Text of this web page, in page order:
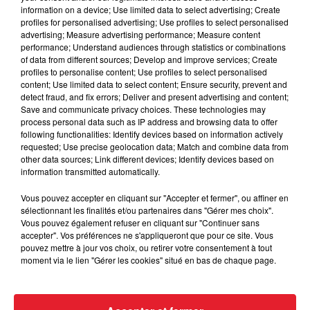
Cassie met fin à une ex-escorte
masculine dans sa bataille...
Des vitres tombent de la tour
Montparnasse : des désaccords
entre...
Incendies en Gironde : encore
plusieurs semaines avant
l'extinction...
Bouches-du-Rhône : les ossements
information on a device; Use limited data to select advertising; Create
profiles for personalised advertising; Use profiles to select personalised
advertising; Measure advertising performance; Measure content
performance; Understand audiences through statistics or combinations
of data from different sources; Develop and improve services; Create
profiles to personalise content; Use profiles to select personalised
content; Use limited data to select content; Ensure security, prevent and
detect fraud, and fix errors; Deliver and present advertising and content;
Save and communicate privacy choices. These technologies may
process personal data such as IP address and browsing data to offer
following functionalities: Identify devices based on information actively
requested; Use precise geolocation data; Match and combine data from
other data sources; Link different devices; Identify devices based on
information transmitted automatically.
Vous pouvez accepter en cliquant sur "Accepter et fermer", ou affiner en
sélectionnant les finalités et/ou partenaires dans "Gérer mes choix".
Vous pouvez également refuser en cliquant sur "Continuer sans
accepter". Vos préférences ne s'appliqueront que pour ce site. Vous
pouvez mettre à jour vos choix, ou retirer votre consentement à tout
moment via le lien "Gérer les cookies" situé en bas de chaque page.